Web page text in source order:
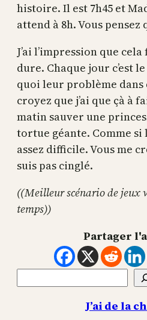
histoire. Il est 7h45 et
attend à 8h. Vous pensez
J’ai l’impression que
dure. Chaque jour c’est
quoi leur problème dans
croyez que j’ai que çà à
matin sauver une
tortue géante. Comme si
assez difficile. Vous me
suis pas cinglé.
((Meilleur scénario de jeux
temps))
Partager
J’ai de la